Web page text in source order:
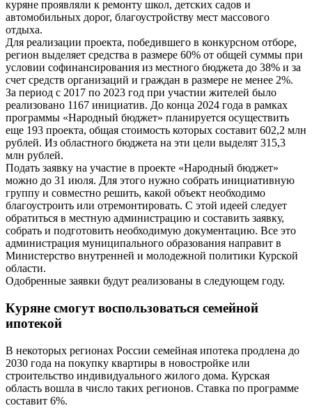
куряне проявляли к ремонту школ, детских садов и
автомобильных дорог, благоустройству мест массового
отдыха.
Для реализации проекта, победившего в конкурсном отборе,
регион выделяет средства в размере 60% от общей суммы при
условии софинансирования из местного бюджета до 38% и за
счет средств организаций и граждан в размере не менее 2%.
За период с 2017 по 2023 год при участии жителей было
реализовано 1167 инициатив. До конца 2024 года в рамках
программы «Народный бюджет» планируется осуществить
еще 193 проекта, общая стоимость которых составит 602,2 млн
рублей. Из областного бюджета на эти цели выделят 315,3
млн рублей.
Подать заявку на участие в проекте «Народный бюджет»
можно до 31 июля. Для этого нужно собрать инициативную
группу и совместно решить, какой объект необходимо
благоустроить или отремонтировать. С этой идеей следует
обратиться в местную администрацию и составить заявку,
собрать и подготовить необходимую документацию. Все это
администрация муниципального образования направит в
Министерство внутренней и молодежной политики Курской
области.
Одобренные заявки будут реализованы в следующем году.
Куряне смогут воспользоваться семейной
ипотекой
В некоторых регионах России семейная ипотека продлена до
2030 года на покупку квартиры в новостройке или
строительство индивидуального жилого дома. Курская
область вошла в число таких регионов. Ставка по программе
составит 6%.